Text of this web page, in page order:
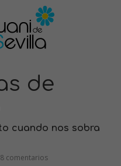
de
cuando nos sobra
comentarios